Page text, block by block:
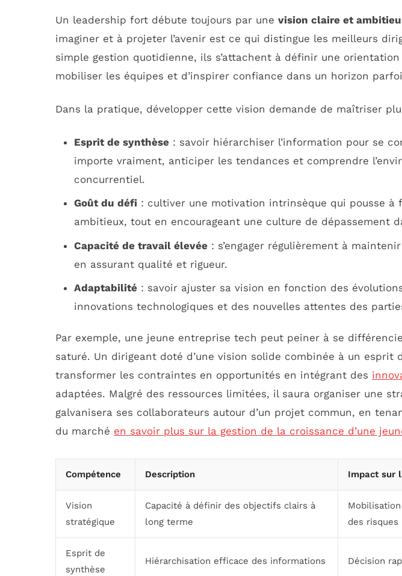
Un leadership fort débute toujours par une vision claire et
imaginer et à projeter l’avenir est ce qui distingue les meilleurs
simple gestion quotidienne, ils s’attachent à définir une
mobiliser les équipes et d’inspirer confiance dans un horizon
Dans la pratique, développer cette vision demande de maîtriser
Esprit de synthèse: savoir hiérarchiser l’information pour se
importe vraiment, anticiper les tendances et comprendre
concurrentiel.
Goût du défi: cultiver une motivation intrinsèque qui pousse à
ambitieux, tout en encourageant une culture de dépassement
Capacité de travail élevée: s’engager régulièrement à
en assurant qualité et rigueur.
Adaptabilité: savoir ajuster sa vision en fonction des
innovations technologiques et des nouvelles attentes des
Par exemple, une jeune entreprise tech peut peiner à se
saturé. Un dirigeant doté d’une vision solide combinée à un esprit
transformer les contraintes en opportunités en intégrant des
adaptées. Malgré des ressources limitées, il saura organiser une
galvanisera ses collaborateurs autour d’un projet commun, en
du marché en savoir plus sur la gestion de la croissance d’une
Compétence Description Impact sur
Vision
stratégique
Capacité à définir des objectifs clairs à
long terme
des risques
Esprit de
synthèse
Hiérarchisation efficace des informations Décision